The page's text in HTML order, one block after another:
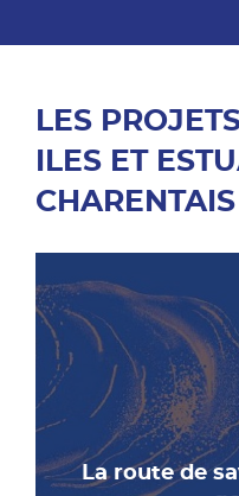
LES
ILES ET
La route de